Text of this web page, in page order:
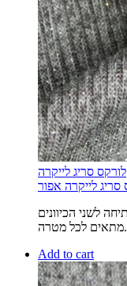
לורקס סריג לייקרה
מתאים לכל מטרה.
Add to cart